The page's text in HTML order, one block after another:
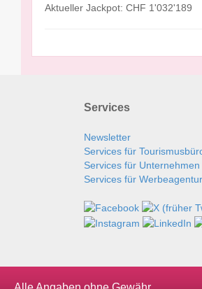
Aktueller Jackpot: CHF 1'032'189
Services
Newsletter
Services für
Services für Unternehmen
Services für